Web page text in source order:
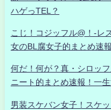
ハゲっTEL？
こじ！コジッフル@！-レ
女のBL腐女子的まとめ速
何だ！何が？真・シロ
ニート的まとめ速報！一
男装スケバン女子！スケ